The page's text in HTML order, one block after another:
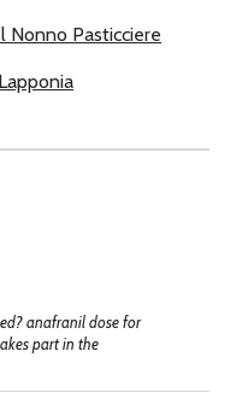
Pasticciere
anafranil dose for
part in the